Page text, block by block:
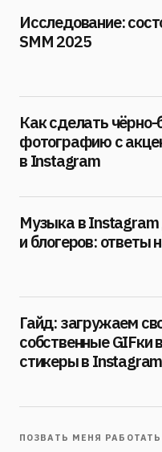
Исследование:
SMM 2025
Как сделать
фотографию с
в Instagram
Музыка в
и блогеров: ответы
Гайд: загружаем
собственные GIFки
стикеры в
ПОЗВАТЬ МЕНЯ РАБОТАТЬ